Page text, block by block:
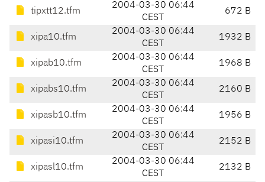
tipxtt12.tfm
2004-03-30 06:44
CEST
672 B
xipa10.tfm
2004-03-30 06:44
CEST
1932 B
xipab10.tfm
2004-03-30 06:44
CEST
1968 B
xipabs10.tfm
2004-03-30 06:44
CEST
2160 B
xipasb10.tfm
2004-03-30 06:44
CEST
1956 B
xipasi10.tfm
2004-03-30 06:44
CEST
2152 B
xipasl10.tfm
2004-03-30 06:44
CEST
2132 B